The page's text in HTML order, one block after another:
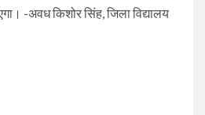
-अवध किशोर सिंह, जिला विद्यालय